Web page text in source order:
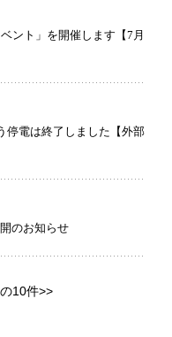
ント」を開催します【7月
停電は終了しました【外部
のお知らせ
10件>>